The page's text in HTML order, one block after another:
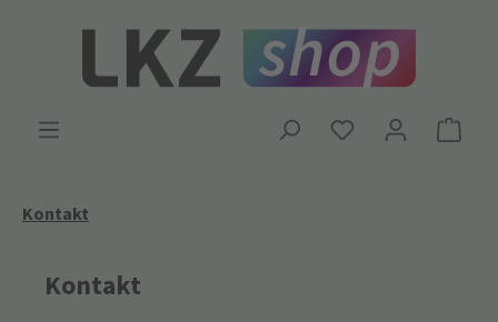
Zum Hauptinhalt springen
Kontakt
Kontakt